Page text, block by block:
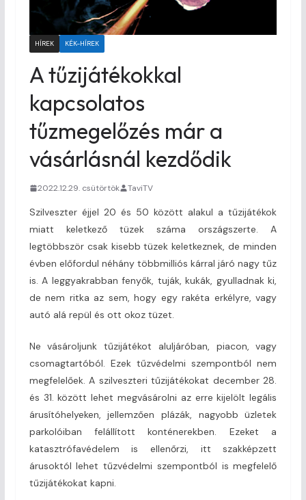
HÍREK KÉK-HÍREK
A tűzijátékokkal
kapcsolatos
tűzmegelőzés már a
vásárlásnál kezdődik
2022.12.29. csütörtök TaviTV
Szilveszter éjjel 20 és 50 között alakul a tűzijátékok
miatt keletkező tüzek száma országszerte. A
legtöbbször csak kisebb tüzek keletkeznek, de minden
évben előfordul néhány többmilliós kárral járó nagy tűz
is. A leggyakrabban fenyők, tuják, kukák, gyulladnak ki,
de nem ritka az sem, hogy egy rakéta erkélyre, vagy
autó alá repül és ott okoz tüzet.
Ne vásároljunk tűzijátékot aluljáróban, piacon, vagy
csomagtartóból. Ezek tűzvédelmi szempontból nem
megfelelőek. A szilveszteri tűzijátékokat december 28.
és 31. között lehet megvásárolni az erre kijelölt legális
árusítóhelyeken, jellemzően plázák, nagyobb üzletek
parkolóiban felállított konténerekben. Ezeket a
katasztrófavédelem is ellenőrzi, itt szakképzett
árusoktól lehet tűzvédelmi szempontból is megfelelő
tűzijátékokat kapni.